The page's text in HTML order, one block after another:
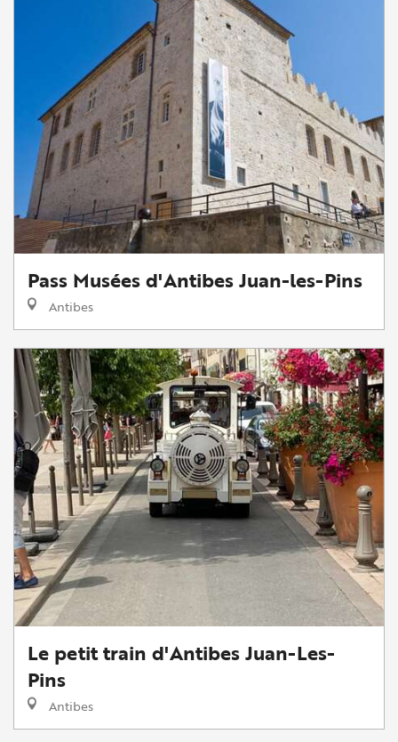
Pass Musées d'Antibes Juan-les-Pins
Antibes
Le petit train d'Antibes Juan-Les-
Pins
Antibes